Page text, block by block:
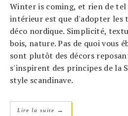
Winter is coming, et rien de
intérieur est que d'adopter les
déco nordique. Simplicité,
bois, nature. Pas de quoi vous
sont plutôt des décors
s'inspirent des principes de la
style scandinave.
Lire la suite →